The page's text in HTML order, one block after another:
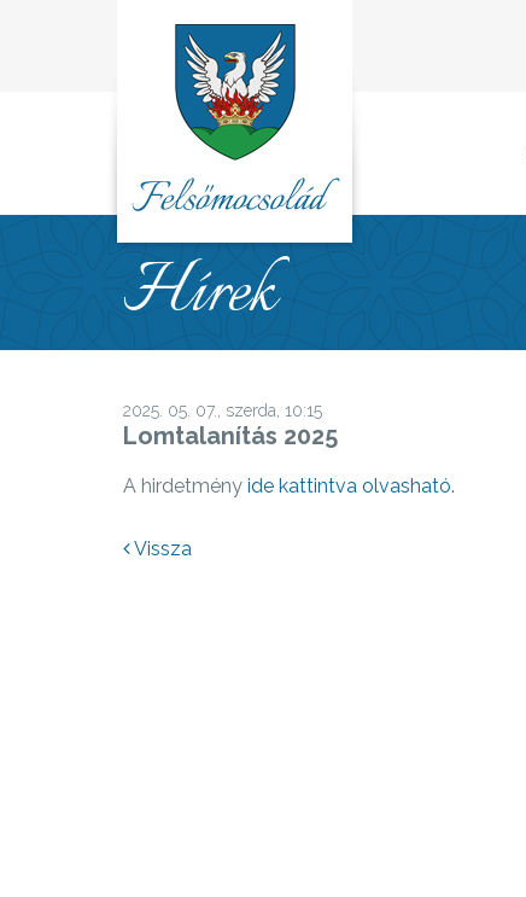
Hírek
2025. 05. 07., szerda, 10:15
Lomtalanítás 2025
A hirdetmény ide kattintva olvasható.
Vissza